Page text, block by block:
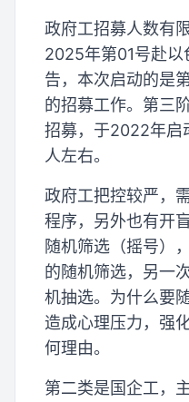
政府工招募人数有
2025年第01号赴以
告，本次启动的是
的招募工作。第三
招募，于2022年启
人左右。
政府工把控较严，
程序，另外也有开
随机筛选（摇号）
的随机筛选，另一
机抽选。为什么要
造成心理压力，强
何理由。
第二类是国企工，